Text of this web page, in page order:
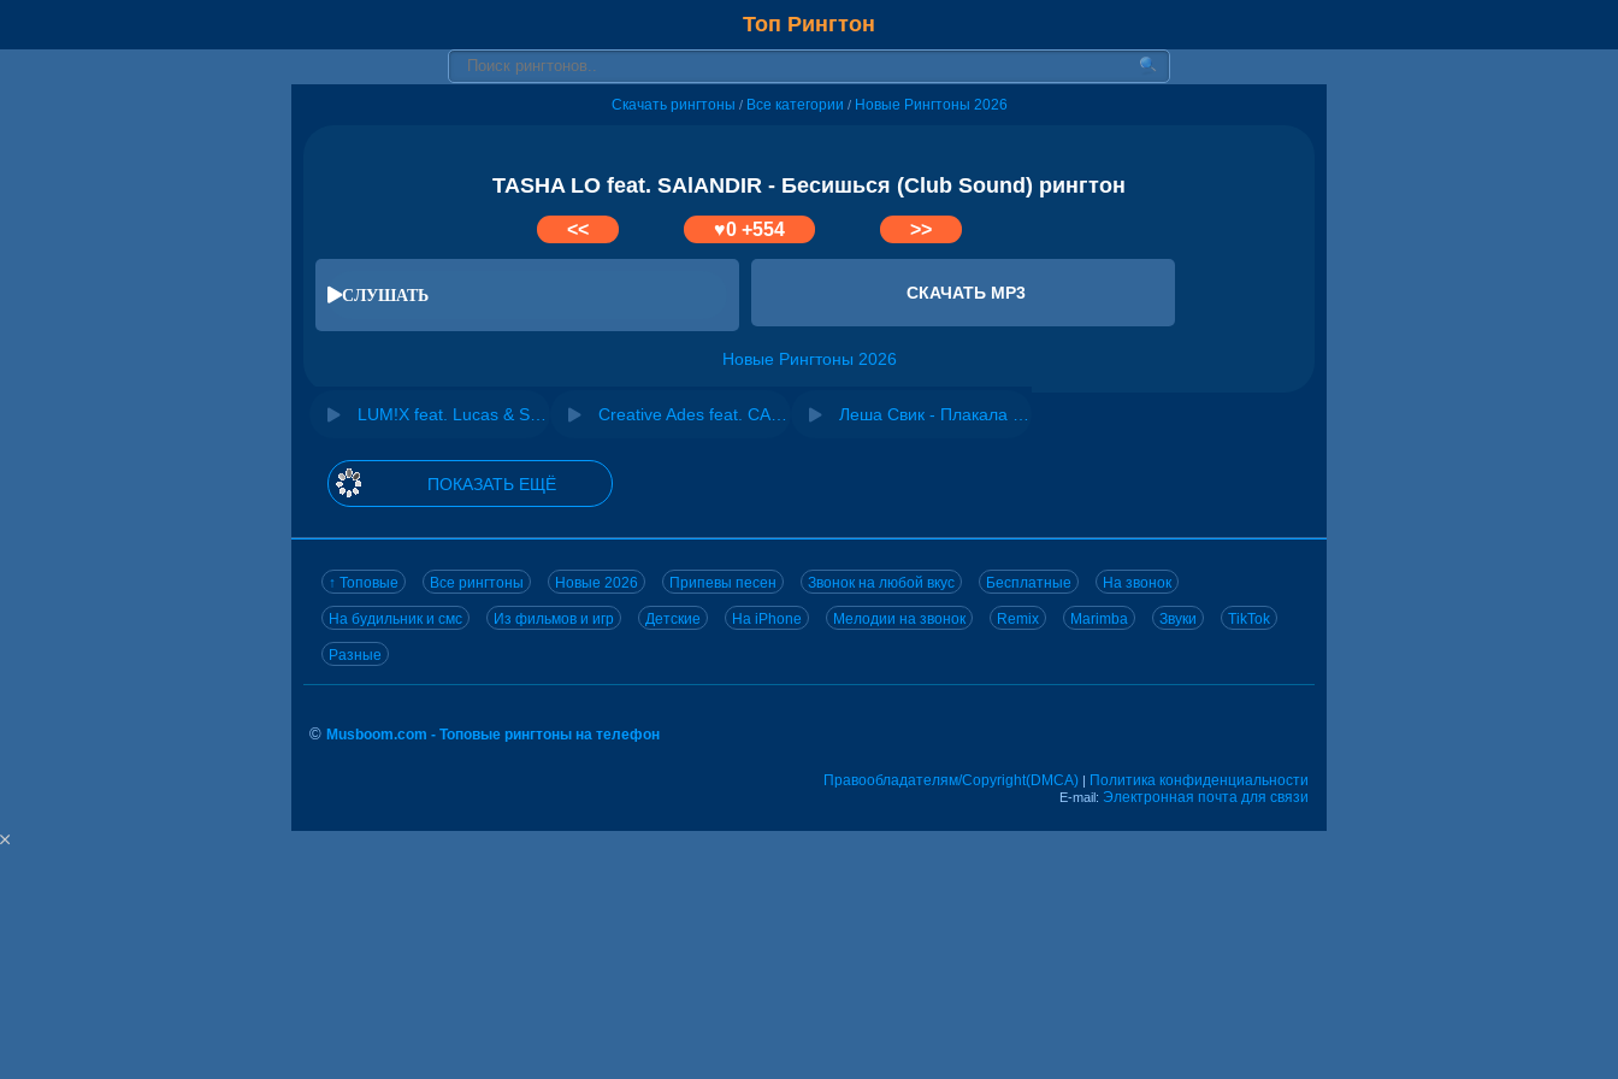
Топ Рингтон
Скачать рингтоны / Все категории / Новые Рингтоны 2026
TASHA LO feat. SAlANDIR - Бесишься (Club Sound) рингтон
<< ♥0+554 >>
СЛУШАТЬ СКАЧАТЬ MP3
Новые Рингтоны 2026
ПОКАЗАТЬ ЕЩЁ
↑ Топовые Все рингтоны Новые 2026 Припевы песен Звонок на любой вкус Бесплатные На звонок
На будильник и смс Из фильмов и игр Детские На iPhone Мелодии на звонок Remix Marimba Звуки TikTok
Разные
© Musboom.com - Топовые рингтоны на телефон
Правообладателям/Copyright(DMCA) | Политика конфиденциальности
E-mail: Электронная почта для связи